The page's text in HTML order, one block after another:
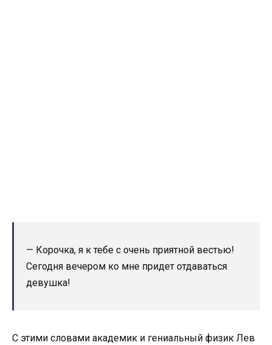
— Корочка, я к тебе с очень приятной вестью!
Сегодня вечером ко мне придет отдаваться
девушка!
С этими словами академик и гениальный физик Лев